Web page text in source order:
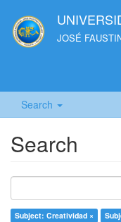
JOSÉ
Search
Search
Subject: Creatividad ×